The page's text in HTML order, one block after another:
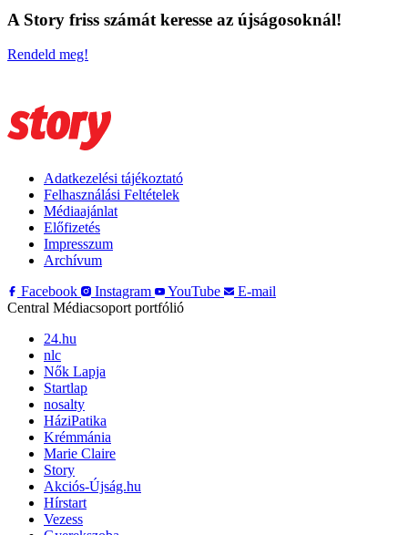
A Story friss számát keresse az újságosoknál!
Rendeld meg!
Adatkezelési tájékoztató
Felhasználási Feltételek
Médiaajánlat
Előfizetés
Impresszum
Archívum
Facebook
Instagram YouTube
E-mail
Central Médiacsoport portfólió
24.hu
nlc
Nők Lapja
Startlap
nosalty
HáziPatika
Krémmánia
Marie Claire
Story
Akciós-Újság.hu
Hírstart
Vezess